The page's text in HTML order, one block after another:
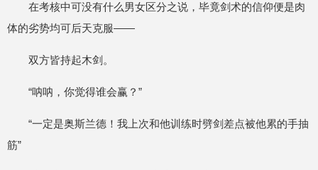
在考核中可没有什么男女区分之说，毕竟剑术的信仰便是肉
体的劣势均可后天克服——
双方皆持起木剑。
“呐呐，你觉得谁会赢？”
“一定是奥斯兰德！我上次和他训练时劈剑差点被他累的手抽
筋”